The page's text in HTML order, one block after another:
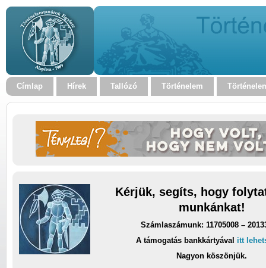
Címlap Hírek Tallózó Történelem
Kérjük, segíts, hogy
munkánkat!
Számlaszámunk: 11705008 –
A támogatás bankkártyával itt
Nagyon köszönjük.